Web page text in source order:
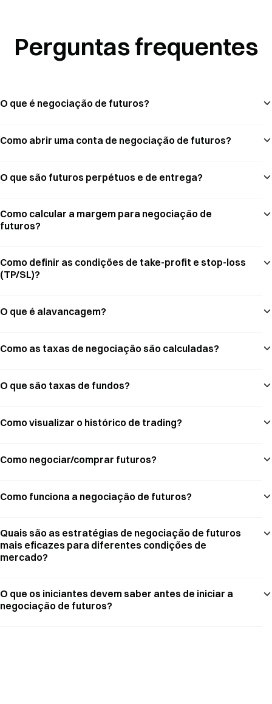
Perguntas frequentes
O que é negociação de futuros?
Como abrir uma conta de negociação de futuros?
O que são futuros perpétuos e de entrega?
Como calcular a margem para negociação de
futuros?
Como definir as condições de take-profit e stop-loss
(TP/SL)?
O que é alavancagem?
Como as taxas de negociação são calculadas?
O que são taxas de fundos?
Como visualizar o histórico de trading?
Como negociar/comprar futuros?
Como funciona a negociação de futuros?
Quais são as estratégias de negociação de futuros
mais eficazes para diferentes condições de
mercado?
O que os iniciantes devem saber antes de iniciar a
negociação de futuros?